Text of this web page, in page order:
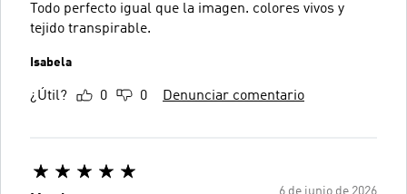
Todo perfecto igual que la imagen. colores vivos y
tejido transpirable.
Isabela
¿Útil? 0 0 Denunciar comentario
6 de junio de 2026